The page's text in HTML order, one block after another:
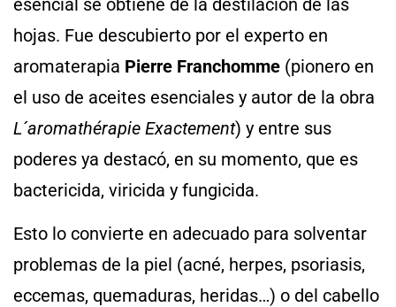
hojas. Fue descubierto por el experto en
aromaterapia Pierre Franchomme (pionero en
el uso de aceites esenciales y autor de la obra
L´aromathérapie Exactement) y entre sus
poderes ya destacó, en su momento, que es
bactericida, viricida y fungicida.
Esto lo convierte en adecuado para solventar
problemas de la piel (acné, herpes, psoriasis,
eccemas, quemaduras, heridas…) o del cabello